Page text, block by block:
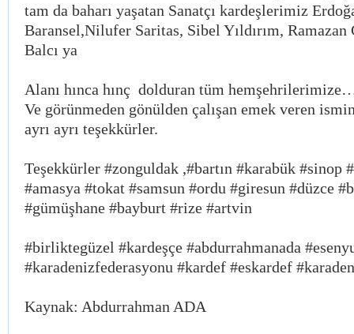
tam da baharı yaşatan Sanatçı kardeşlerimiz
Baransel,Nilufer Saritas, Sibel Yıldırım,
Balcı ya
Alanı hınca hınç dolduran tüm
Ve görünmeden gönülden çalışan emek veren
ayrı ayrı teşekkürler.
Teşekkürler #zonguldak ,#bartın #karabük #sinop
#amasya #tokat #samsun #ordu #giresun #düzce
#gümüşhane #bayburt #rize #artvin
#birliktegüzel #kardeşçe #abdurrahmanada
#karadenizfederasyonu #kardef #eskardef
Kaynak: Abdurrahman ADA